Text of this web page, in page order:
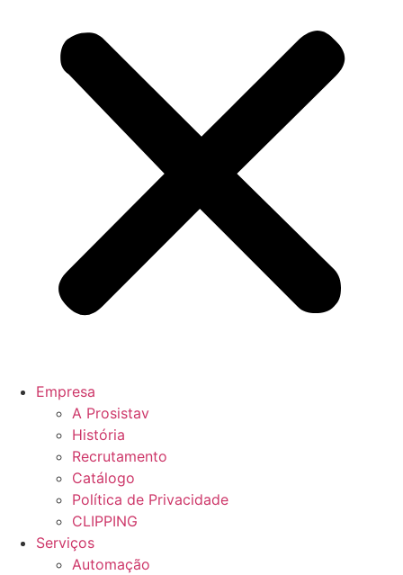
Empresa
A Prosistav
História
Recrutamento
Catálogo
Política de Privacidade
CLIPPING
Serviços
Automação